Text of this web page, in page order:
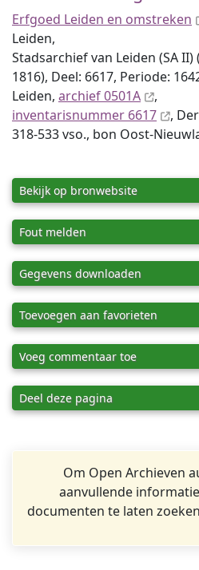
Erfgoed Leiden en omstreken
Leiden,
Stadsarchief van Leiden (SA II)
1816), Deel: 6617, Periode:
Leiden, archief 0501A
,
inventaris­num­mer 6617
,
318-533 vso., bon Oost-
Bekijk op bronwebsite
Fout melden
Gegevens downloaden
Toevoegen aan favorieten
Voeg commentaar toe
Deel deze pagina
Om Open Archieven
aanvullende
documenten te laten